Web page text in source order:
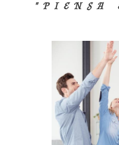
"PIENSA